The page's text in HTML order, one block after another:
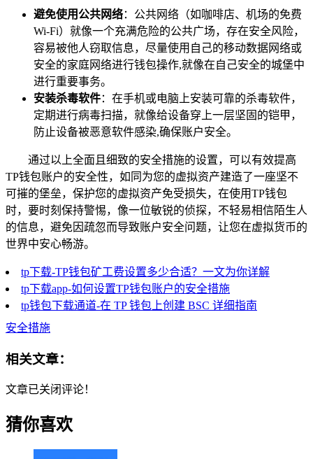
避免使用公共网络：公共网络（如咖啡店、机场的免费
Wi-Fi）就像一个充满危险的公共广场，存在安全风险，
容易被他人窃取信息，尽量使用自己的移动数据网络或
安全的家庭网络进行钱包操作,就像在自己安全的城堡中
进行重要事务。
安装杀毒软件：在手机或电脑上安装可靠的杀毒软件，
定期进行病毒扫描，就像给设备穿上一层坚固的铠甲，
防止设备被恶意软件感染,确保账户安全。
通过以上全面且细致的安全措施的设置，可以有效提高
TP钱包账户的安全性，如同为您的虚拟资产建造了一座坚不
可摧的堡垒，保护您的虚拟资产免受损失，在使用TP钱包
时，要时刻保持警惕，像一位敏锐的侦探，不轻易相信陌生人
的信息，避免因疏忽而导致账户安全问题，让您在虚拟货币的
世界中安心畅游。
tp下载-TP钱包矿工费设置多少合适？一文为你详解
tp下载app-如何设置TP钱包账户的安全措施
tp钱包下载通道-在 TP 钱包上创建 BSC 详细指南
安全措施
相关文章：
文章已关闭评论！
猜你喜欢